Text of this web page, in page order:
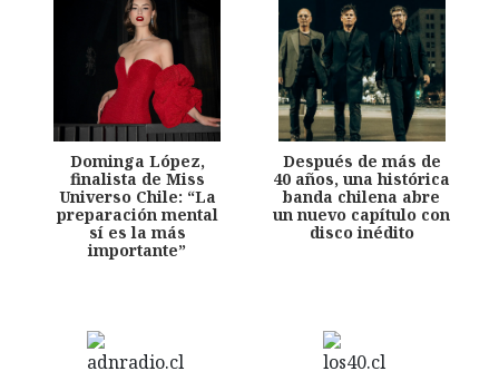
Dominga López,
finalista de Miss
Universo Chile: “La
preparación mental
sí es la más
importante”
Después de más de
40 años, una histórica
banda chilena abre
un nuevo capítulo con
disco inédito